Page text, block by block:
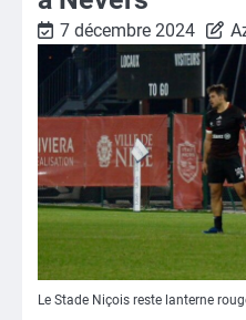
7 décembre 2024
Le Stade Niçois reste lanterne